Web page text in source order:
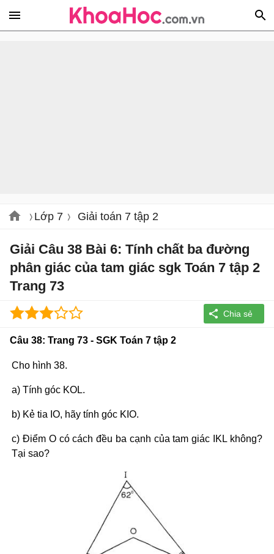
Lớp 7 Giải toán 7 tập 2
Giải Câu 38 Bài 6: Tính chất ba đường
phân giác của tam giác sgk Toán 7 tập 2
Trang 73
Câu 38: Trang 73 - SGK Toán 7 tập 2
Cho hình 38.
a) Tính góc KOL.
b) Kẻ tia IO, hãy tính góc KIO.
c) Điểm O có cách đều ba cạnh của tam giác IKL không?
Tại sao?